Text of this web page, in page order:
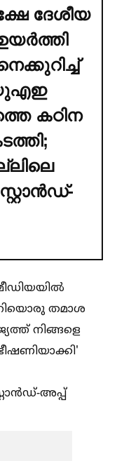
ദേശീയ
യുഎഇ
കഠിന
തമാശ
നിങ്ങളെ
അപ്പ്